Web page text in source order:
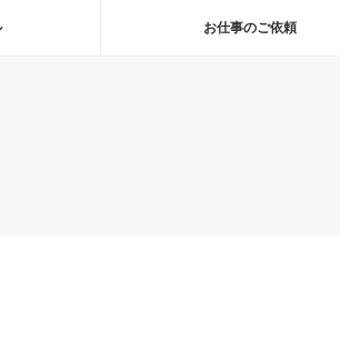
お仕事のご依頼